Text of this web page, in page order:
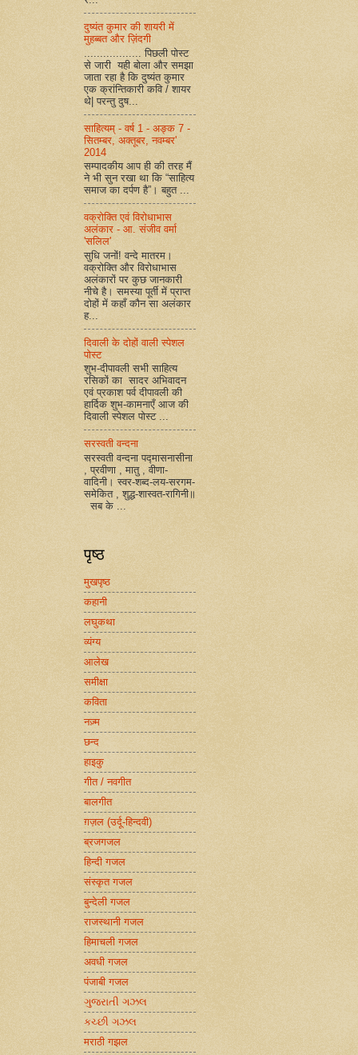
दुष्यंत कुमार की शायरी में
मुहब्बत और ज़िंदगी
.................. पिछली पोस्ट
से जारी यही बोला और समझा
जाता रहा है कि दुष्यंत कुमार
एक क्रांन्तिकारी कवि / शायर
थे| परन्तु दुष...
साहित्यम् - वर्ष 1 - अङ्क 7 -
सितम्बर, अक्तूबर, नवम्बर'
2014
सम्पादकीय आप ही की तरह मैं
ने भी सुन रखा था कि “साहित्य
समाज का दर्पण है”। बहुत ...
वक्रोक्ति एवं विरोधाभास
अलंकार - आ. संजीव वर्मा
'सलिल'
सुधि जनों! वन्दे मातरम।
वक्रोक्ति और विरोधाभास
अलंकारों पर कुछ जानकारी
नीचे है। समस्या पूर्ती में प्राप्त
दोहों में कहाँ कौन सा अलंकार
ह...
दिवाली के दोहों वाली स्पेशल
पोस्ट
शुभ-दीपावली सभी साहित्य
रसिकों का सादर अभिवादन
एवं प्रकाश पर्व दीपावली की
हार्दिक शुभ-कामनाएँ आज की
दिवाली स्पेशल पोस्ट ...
सरस्वती वन्दना
सरस्वती वन्दना पद्मासनासीना
, प्रवीणा , मातु , वीणा-
वादिनी। स्वर-शब्द-लय-सरगम-
समेकित , शुद्ध-शास्वत-रागिनी॥
सब के ...
पृष्ठ
मुखपृष्ठ
कहानी
लघुकथा
व्यंग्य
आलेख
समीक्षा
कविता
नज़्म
छन्द
हाइकु
गीत / नवगीत
बालगीत
ग़ज़ल (उर्दू-हिन्दवी)
ब्रजगजल
हिन्दी गजल
संस्कृत गजल
बुन्देली गजल
राजस्थानी गजल
हिमाचली गजल
अवधी गजल
पंजाबी गजल
ગુજરાતી ગઝલ
કચ્છી ગઝલ
मराठी गझल